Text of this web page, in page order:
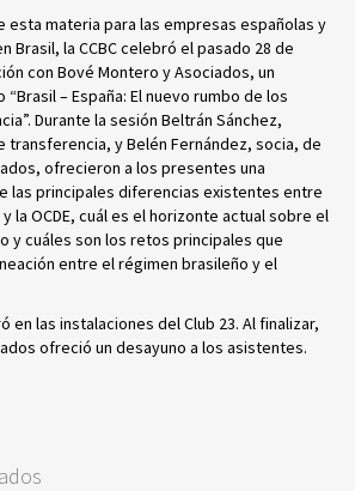
esta materia para las empresas españolas y
Brasil, la CCBC celebró el pasado 28 de
con Bové Montero y Asociados, un
– España: El nuevo rumbo de los
Durante la sesión Beltrán Sánchez,
y Belén Fernández, socia, de
ofrecieron a los presentes una
las principales diferencias existentes entre
la OCDE, cuál es el horizonte actual sobre el
y cuáles son los retos principales que
entre el régimen brasileño y el
en las instalaciones del Club 23. Al finalizar,
ofreció un desayuno a los asistentes.